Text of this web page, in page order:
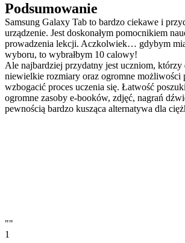
Podsumowanie
Samsung Galaxy Tab to bardzo ciekawe i
urządzenie. Jest doskonałym pomocnikiem
prowadzenia lekcji. Aczkolwiek… gdybym
wyboru, to wybrałbym 10 calowy!
Ale najbardziej przydatny jest uczniom, którzy
niewielkie rozmiary oraz ogromne możliwości
wzbogacić proces uczenia się. Łatwość
ogromne zasoby e-booków, zdjęć, nagrań
pewnością bardzo kusząca alternatywa dla
""
1